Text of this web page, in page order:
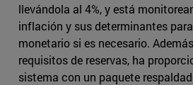
llevándola al 4%, y está
inflación y sus determinantes
monetario si es necesario.
requisitos de reservas, ha
sistema con un paquete